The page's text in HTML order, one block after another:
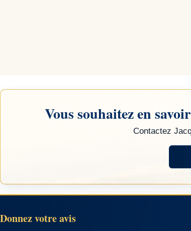
Vous souhaitez en
Contactez
Donnez votre avis